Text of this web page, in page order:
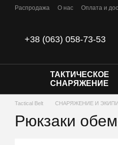
Перейти к основному контенту
Распродажа О нас Оплата и
+38 (063) 058-73-53
ТАКТИЧЕСКОЕ
СНАРЯЖЕНИЕ
Tactical Belt СНАРЯЖЕНИЕ И
Рюкзаки